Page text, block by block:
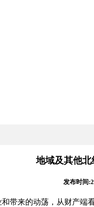
地域及其他
发布时间
来的动荡，从财产端